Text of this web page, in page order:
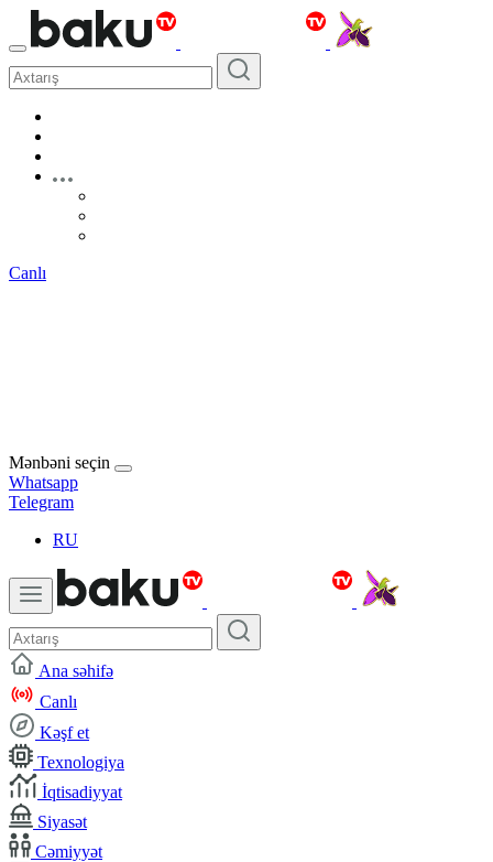
Canlı
Mənbəni seçin
Whatsapp
Telegram
RU
Ana səhifə
Canlı
Kəşf et
Texnologiya
İqtisadiyyat
Siyasət
Cəmiyyət